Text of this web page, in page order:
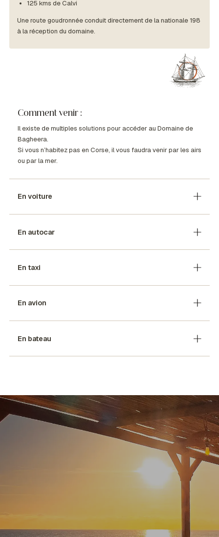
125 kms de Calvi
Une route goudronnée conduit directement de la nationale 198
à la réception du domaine.
Comment venir :
Il existe de multiples solutions pour accéder au Domaine de
Bagheera.
Si vous n’habitez pas en Corse, il vous faudra venir par les airs
ou par la mer.
En voiture
En autocar
En taxi
En avion
En bateau